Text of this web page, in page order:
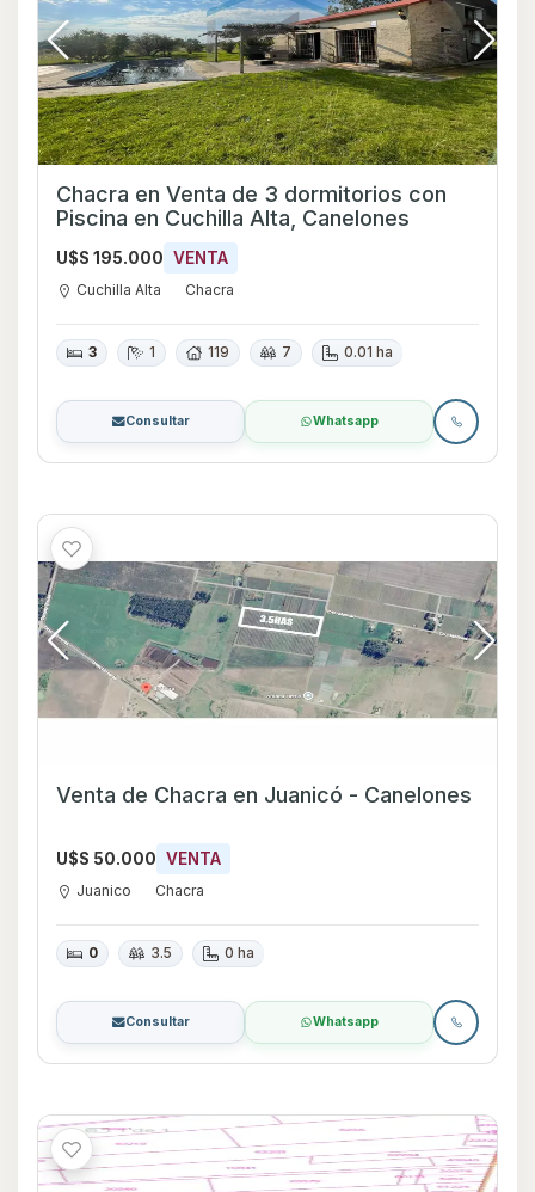
Chacra en Venta de 3 dormitorios con
Piscina en Cuchilla Alta, Canelones
U$S 195.000 VENTA
Cuchilla Alta Chacra
3 1 119 7 0.01 ha
Consultar Whatsapp
Venta de Chacra en Juanicó - Canelones
U$S 50.000 VENTA
Juanico Chacra
0 3.5 0 ha
Consultar Whatsapp